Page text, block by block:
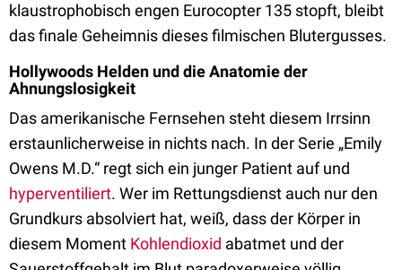
klaustrophobisch engen Eurocopter 135 stopft, bleibt
das finale Geheimnis dieses filmischen Blutergusses.
Hollywoods Helden und die Anatomie der
Ahnungslosigkeit
Das amerikanische Fernsehen steht diesem Irrsinn
erstaunlicherweise in nichts nach. In der Serie „Emily
Owens M.D.“ regt sich ein junger Patient auf und
hyperventiliert. Wer im Rettungsdienst auch nur den
Grundkurs absolviert hat, weiß, dass der Körper in
diesem Moment Kohlendioxid abatmet und der